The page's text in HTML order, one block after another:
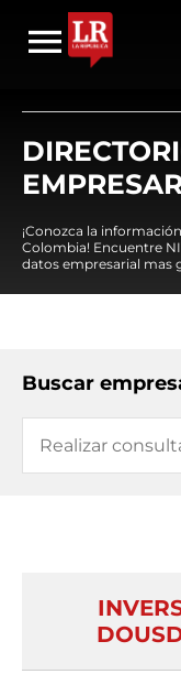
¡Conozca la
Colombia! Encuentre
datos empresarial mas
Buscar